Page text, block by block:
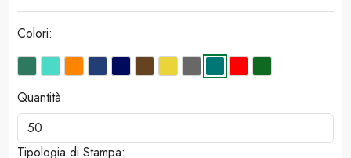
Colori:
Quantità:
Tipologia di Stampa: